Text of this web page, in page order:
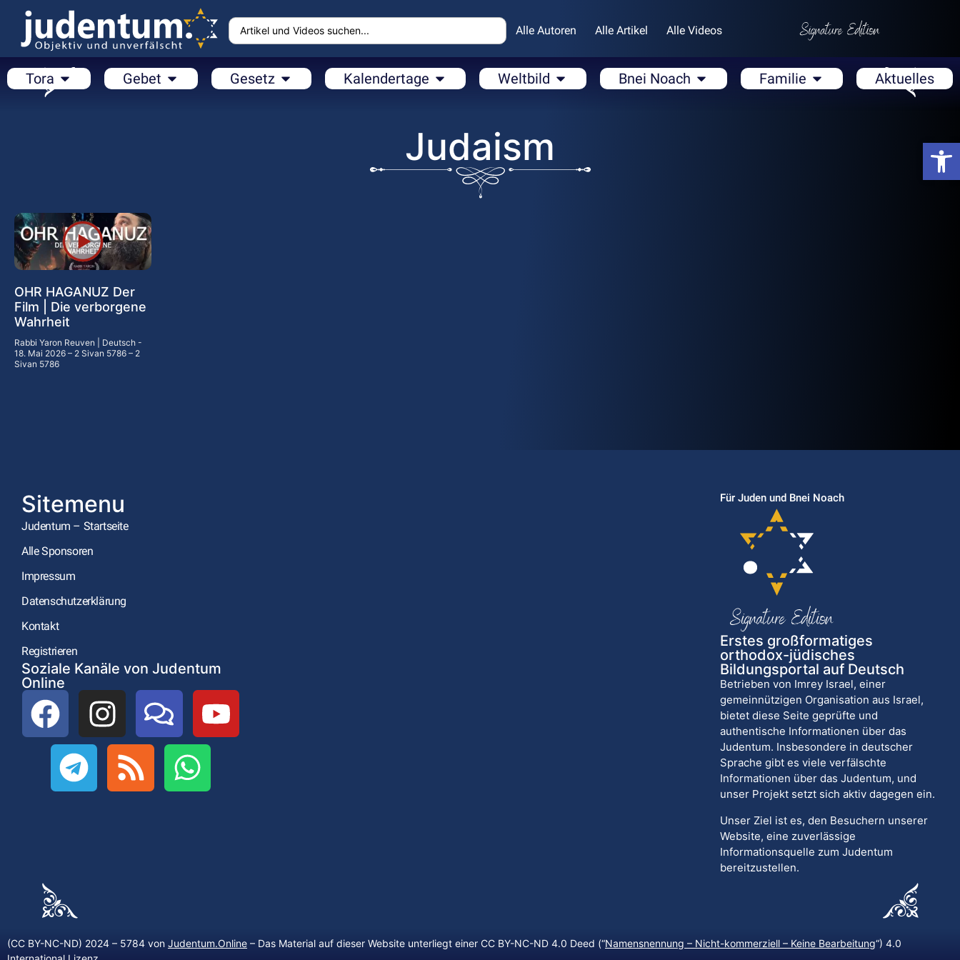
Alle Autoren Alle Artikel Alle Videos
Tora Gebet Gesetz Kalendertage Weltbild Bnei Noach Familie Aktuelles
Judaism
OHR HAGANUZ Der
Film | Die verborgene
Wahrheit
Rabbi Yaron Reuven | Deutsch
18. Mai 2026 – 2 Sivan 5786 – 2
Sivan 5786
Sitemenu
Judentum – Startseite
Alle Sponsoren
Impressum
Datenschutzerklärung
Kontakt
Registrieren
Soziale Kanäle von Judentum
Online
Für Juden und Bnei Noach
Erstes großformatiges
orthodox-jüdisches
Bildungsportal auf Deutsch
Betrieben von Imrey Israel, einer
gemeinnützigen Organisation aus Israel,
bietet diese Seite geprüfte und
authentische Informationen über das
Judentum. Insbesondere in deutscher
Sprache gibt es viele verfälschte
Informationen über das Judentum, und
unser Projekt setzt sich aktiv dagegen ein.
Unser Ziel ist es, den Besuchern unserer
Website, eine zuverlässige
Informationsquelle zum Judentum
bereitzustellen.
(CC BY-NC-ND) 2024 – 5784 von Judentum.Online – Das Material auf dieser Website unterliegt einer CC BY-NC-ND 4.0 Deed (“Namensnennung – Nicht-kommerziell – Keine Bearbeitung“) 4.0